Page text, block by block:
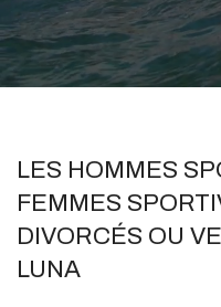
LES HOMMES
FEMMES
DIVORCÉS OU
LUNA